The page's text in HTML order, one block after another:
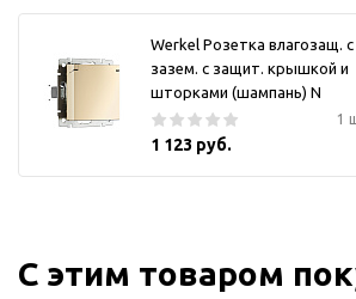
Werkel Розетка влагозащ. с
зазем. с защит. крышкой и
шторками (шампань) N
1
1 123 руб.
С этим товаром